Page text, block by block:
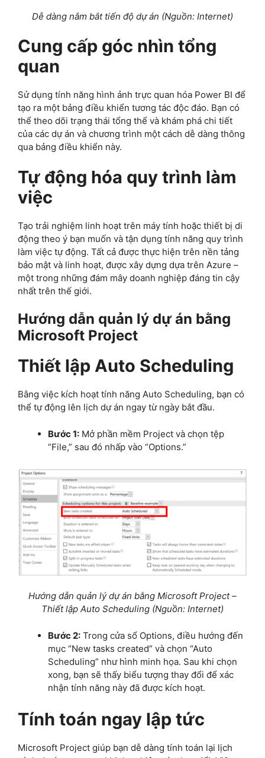
Dễ dàng nắm bắt tiến độ dự án (Nguồn: Internet)
Cung cấp góc nhìn tổng
quan
Sử dụng tính năng hình ảnh trực quan hóa Power BI để
tạo ra một bảng điều khiển tương tác độc đáo. Bạn có
thể theo dõi trạng thái tổng thể và khám phá chi tiết
của các dự án và chương trình một cách dễ dàng thông
qua bảng điều khiển này.
Tự động hóa quy trình làm
việc
Tạo trải nghiệm linh hoạt trên máy tính hoặc thiết bị di
động theo ý bạn muốn và tận dụng tính năng quy trình
làm việc tự động. Tất cả được thực hiện trên nền tảng
bảo mật và linh hoạt, được xây dựng dựa trên Azure –
một trong những đám mây doanh nghiệp đáng tin cậy
nhất trên thế giới.
Hướng dẫn quản lý dự án bằng
Microsoft Project
Thiết lập Auto Scheduling
Bằng việc kích hoạt tính năng Auto Scheduling, bạn có
thể tự động lên lịch dự án ngay từ ngày bắt đầu.
Bước 1: Mở phần mềm Project và chọn tệp
“File,” sau đó nhấp vào “Options.”
Hướng dẫn quản lý dự án bằng Microsoft Project –
Thiết lập Auto Scheduling (Nguồn: Internet)
Bước 2: Trong cửa sổ Options, điều hướng đến
mục “New tasks created” và chọn “Auto
Scheduling” như hình minh họa. Sau khi chọn
xong, bạn sẽ thấy biểu tượng thay đổi để xác
nhận tính năng này đã được kích hoạt.
Tính toán ngay lập tức
Microsoft Project giúp bạn dễ dàng tính toán lại lịch